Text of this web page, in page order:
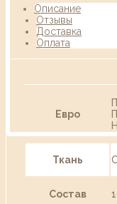
Описание
Отзывы
Доставка
Оплата
Евро
Ткань
Состав